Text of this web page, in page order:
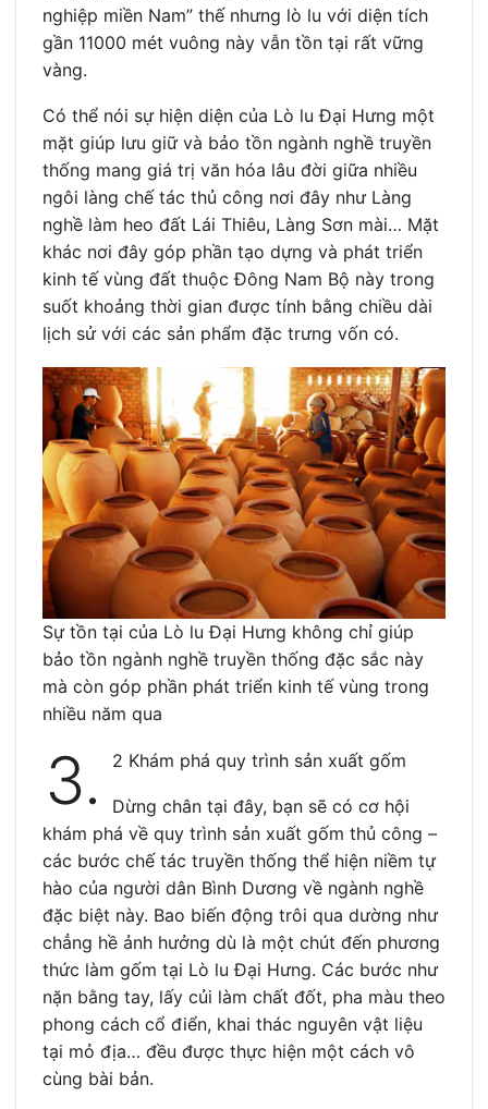
nghiệp miền Nam” thế nhưng lò lu với diện tích
gần 11000 mét vuông này vẫn tồn tại rất vững
vàng.
Có thể nói sự hiện diện của Lò lu Đại Hưng một
mặt giúp lưu giữ và bảo tồn ngành nghề truyền
thống mang giá trị văn hóa lâu đời giữa nhiều
ngôi làng chế tác thủ công nơi đây như Làng
nghề làm heo đất Lái Thiêu, Làng Sơn mài… Mặt
khác nơi đây góp phần tạo dựng và phát triển
kinh tế vùng đất thuộc Đông Nam Bộ này trong
suốt khoảng thời gian được tính bằng chiều dài
lịch sử với các sản phẩm đặc trưng vốn có.
Sự tồn tại của Lò lu Đại Hưng không chỉ giúp
bảo tồn ngành nghề truyền thống đặc sắc này
mà còn góp phần phát triển kinh tế vùng trong
nhiều năm qua
3. 2 Khám phá quy trình sản xuất gốm
Dừng chân tại đây, bạn sẽ có cơ hội
khám phá về quy trình sản xuất gốm thủ công –
các bước chế tác truyền thống thể hiện niềm tự
hào của người dân Bình Dương về ngành nghề
đặc biệt này. Bao biến động trôi qua dường như
chẳng hề ảnh hưởng dù là một chút đến phương
thức làm gốm tại Lò lu Đại Hưng. Các bước như
nặn bằng tay, lấy củi làm chất đốt, pha màu theo
phong cách cổ điển, khai thác nguyên vật liệu
tại mỏ địa… đều được thực hiện một cách vô
cùng bài bản.